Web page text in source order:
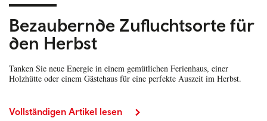
Bezaubernde Zufluchtsorte für
den Herbst
Tanken Sie neue Energie in einem gemütlichen Ferienhaus, einer
Holzhütte oder einem Gästehaus für eine perfekte Auszeit im Herbst.
Vollständigen Artikel lesen